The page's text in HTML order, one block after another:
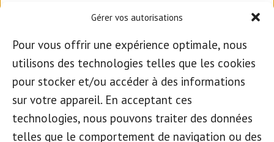
Gérer vos autorisations
Pour vous offrir une expérience optimale, nous
utilisons des technologies telles que les cookies
pour stocker et/ou accéder à des informations
sur votre appareil. En acceptant ces
technologies, nous pouvons traiter des données
telles que le comportement de navigation ou des
Un nouveau modèle de
facturation électronique
En Belgique, la facturation via le réseau
électronique Peppol est devenue
obligatoire, depuis le 1er janvier 2026, pour
toutes les transactions entre entreprises